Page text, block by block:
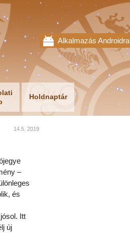
Alkalmazás Androidra
Holdnaptár
14.5. 2019
–
és
Itt
új